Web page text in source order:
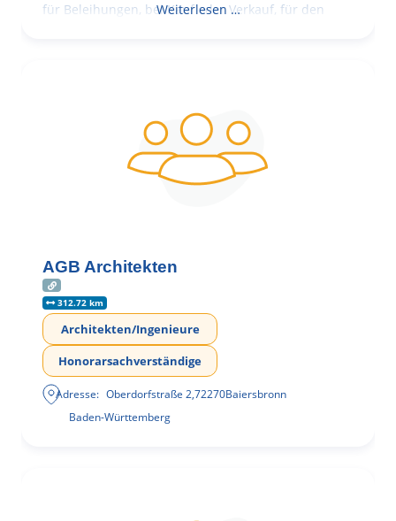
für Beleihungen, bei Kauf oder Verkauf, für den
Weiterlesen …
AGB Architekten
312.72 km
Architekten/Ingenieure
Honorarsachverständige
Adresse: Oberdorfstraße 2,72270Baiersbronn
Baden-Württemberg